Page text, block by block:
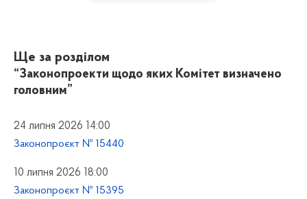
Ще за розділом
“Законопроекти щодо яких Комітет визначено
головним”
24 липня 2026 14:00
Законопроєкт № 15440
10 липня 2026 18:00
Законопроєкт № 15395